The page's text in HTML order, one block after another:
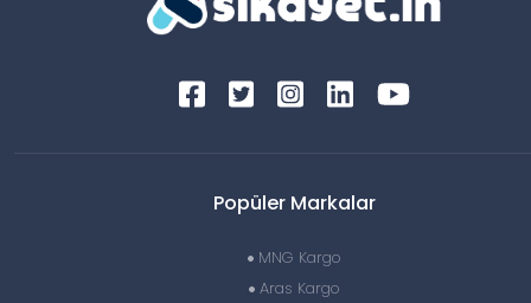
Popüler Markalar
MNG Kargo
Aras Kargo